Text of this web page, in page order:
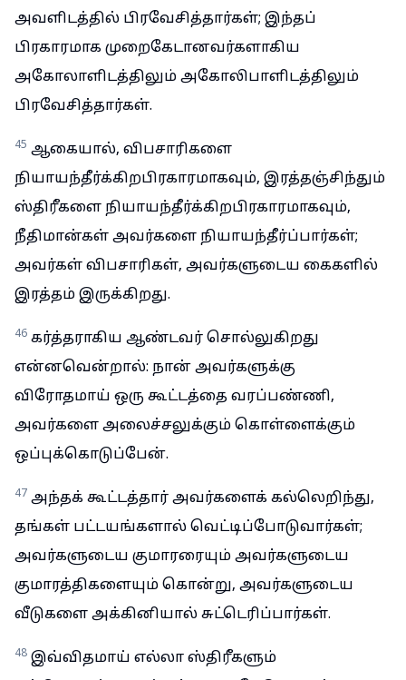
அவளிடத்தில் பிரவேசித்தார்கள்; இந்தப்
பிரகாரமாக முறைகேடானவர்களாகிய
அகோலாளிடத்திலும் அகோலிபாளிடத்திலும்
பிரவேசித்தார்கள்.
45 ஆகையால், விபசாரிகளை
நியாயந்தீர்க்கிறபிரகாரமாகவும், இரத்தஞ்சிந்தும்
ஸ்திரீகளை நியாயந்தீர்க்கிறபிரகாரமாகவும்,
நீதிமான்கள் அவர்களை நியாயந்தீர்ப்பார்கள்;
அவர்கள் விபசாரிகள், அவர்களுடைய கைகளில்
இரத்தம் இருக்கிறது.
46 கர்த்தராகிய ஆண்டவர் சொல்லுகிறது
என்னவென்றால்: நான் அவர்களுக்கு
விரோதமாய் ஒரு கூட்டத்தை வரப்பண்ணி,
அவர்களை அலைச்சலுக்கும் கொள்ளைக்கும்
ஒப்புக்கொடுப்பேன்.
47 அந்தக் கூட்டத்தார் அவர்களைக் கல்லெறிந்து,
தங்கள் பட்டயங்களால் வெட்டிப்போடுவார்கள்;
அவர்களுடைய குமாரரையும் அவர்களுடைய
குமாரத்திகளையும் கொன்று, அவர்களுடைய
வீடுகளை அக்கினியால் சுட்டெரிப்பார்கள்.
48 இவ்விதமாய் எல்லா ஸ்திரீகளும்